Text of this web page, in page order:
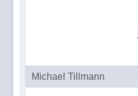
Michael Tillmann